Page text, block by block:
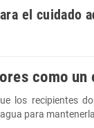
el cuidado
como un
los recipientes
para